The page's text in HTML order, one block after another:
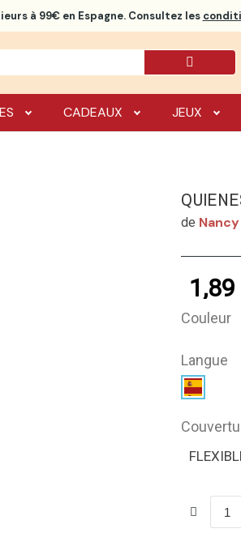
à 99€ en Espagne. Consultez les
CADEAUX JEUX
de
1,89
Couleur
Langue